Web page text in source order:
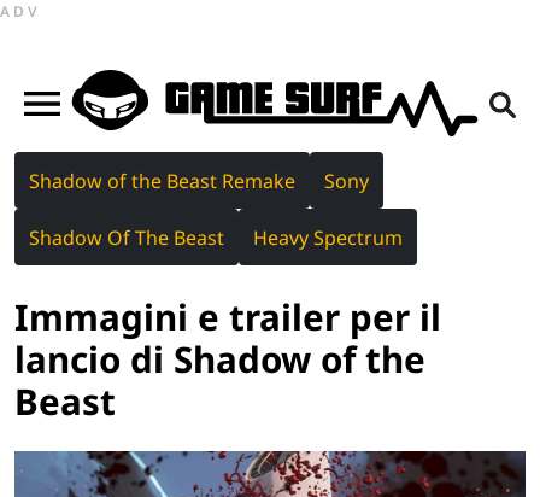
ADV
Shadow of the Beast Remake Sony
Shadow Of The Beast Heavy Spectrum
Immagini e trailer per il
lancio di Shadow of the
Beast